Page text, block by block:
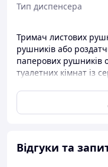
Тип диспенсера
Тримач листових
рушників або
паперових рушників
туалетних кімнат із
стандартні листові
полистовий відбір,
обмежений,
не потребує
Відгуки та